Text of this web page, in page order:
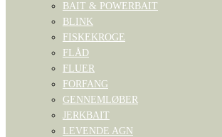
BAIT & POWERBAIT
BLINK
FISKEKROGE
FLÅD
FLUER
FORFANG
GENNEMLØBER
JERKBAIT
LEVENDE AGN